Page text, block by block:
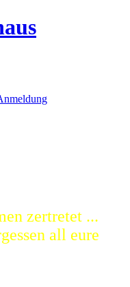
zertretet ...
all eure